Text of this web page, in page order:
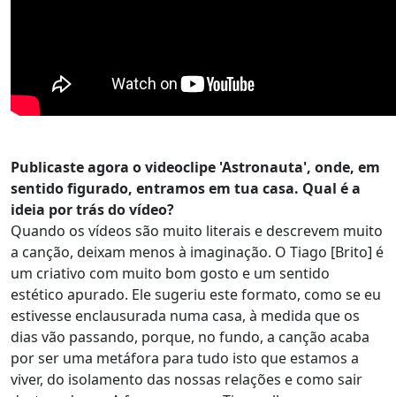
Publicaste agora o videoclipe 'Astronauta', onde, em
sentido figurado, entramos em tua casa. Qual é a
ideia por trás do vídeo?
Quando os vídeos são muito literais e descrevem muito
a canção, deixam menos à imaginação. O Tiago [Brito] é
um criativo com muito bom gosto e um sentido
estético apurado. Ele sugeriu este formato, como se eu
estivesse enclausurada numa casa, à medida que os
dias vão passando, porque, no fundo, a canção acaba
por ser uma metáfora para tudo isto que estamos a
viver, do isolamento das nossas relações e como sair